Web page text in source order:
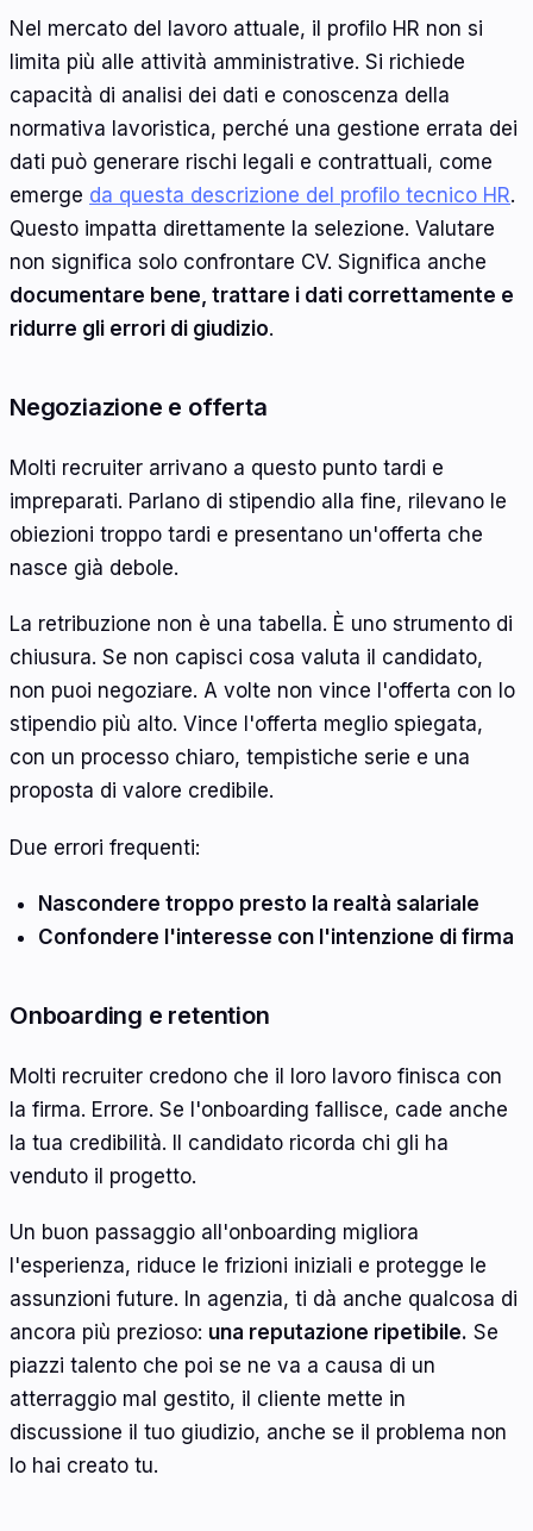
Nel mercato del lavoro attuale, il profilo HR non si
limita più alle attività amministrative. Si richiede
capacità di analisi dei dati e conoscenza della
normativa lavoristica, perché una gestione errata dei
dati può generare rischi legali e contrattuali, come
emerge da questa descrizione del profilo tecnico HR.
Questo impatta direttamente la selezione. Valutare
non significa solo confrontare CV. Significa anche
documentare bene, trattare i dati correttamente e
ridurre gli errori di giudizio.
Negoziazione e offerta
Molti recruiter arrivano a questo punto tardi e
impreparati. Parlano di stipendio alla fine, rilevano le
obiezioni troppo tardi e presentano un'offerta che
nasce già debole.
La retribuzione non è una tabella. È uno strumento di
chiusura. Se non capisci cosa valuta il candidato,
non puoi negoziare. A volte non vince l'offerta con lo
stipendio più alto. Vince l'offerta meglio spiegata,
con un processo chiaro, tempistiche serie e una
proposta di valore credibile.
Due errori frequenti:
Nascondere troppo presto la realtà salariale
Confondere l'interesse con l'intenzione di firma
Onboarding e retention
Molti recruiter credono che il loro lavoro finisca con
la firma. Errore. Se l'onboarding fallisce, cade anche
la tua credibilità. Il candidato ricorda chi gli ha
venduto il progetto.
Un buon passaggio all'onboarding migliora
l'esperienza, riduce le frizioni iniziali e protegge le
assunzioni future. In agenzia, ti dà anche qualcosa di
ancora più prezioso: una reputazione ripetibile. Se
piazzi talento che poi se ne va a causa di un
atterraggio mal gestito, il cliente mette in
discussione il tuo giudizio, anche se il problema non
lo hai creato tu.